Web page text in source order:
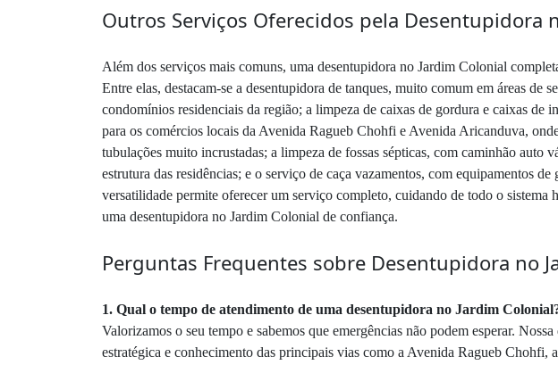
Outros Serviços Oferecidos pela Desentupidora
Além dos serviços mais comuns, uma desentupidora no Jardim Colonial
Entre elas, destacam-se a desentupidora de tanques, muito comum em áreas de
condomínios residenciais da região; a limpeza de caixas de gordura e caixas
para os comércios locais da Avenida Ragueb Chohfi e Avenida Aricanduva,
tubulações muito incrustadas; a limpeza de fossas sépticas, com caminhão auto
estrutura das residências; e o serviço de caça vazamentos, com equipamentos
versatilidade permite oferecer um serviço completo, cuidando de todo o
uma desentupidora no Jardim Colonial de confiança.
Perguntas Frequentes sobre Desentupidora no
1. Qual o tempo de atendimento de uma desentupidora no Jardim
Valorizamos o seu tempo e sabemos que emergências não podem esperar.
estratégica e conhecimento das principais vias como a Avenida Ragueb